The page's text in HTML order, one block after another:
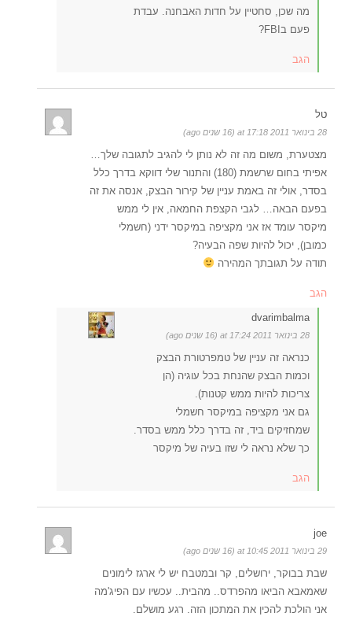
מה שכן, סחטיין על חדות האבחנה. עבדת
פעם בFBI?
הגב
טל
28 בינואר 2011 at 17:18 (16 שנים ago)
מצטערת, משום מה זה לא נותן לי להגיב לתגובה שלך…
אפיתי בחום שרשמת (180) והתנור שלי דווקא בדרך כלל
בסדר, אולי זה באמת עניין של קירור הבצק, אנסה את זה
בפעם הבאה… לגבי הקצפת החמאה, אין לי ממש
מיקסר עומד אז אני מקציפה במיקסר ידני (חשמלי
כמובן), יכול להיות שפה הבעיה?
תודה על תגובתך המהירה
הגב
dvarimbalma
28 בינואר 2011 at 17:24 (16 שנים ago)
כנראה זה עניין של טמפרטורת הבצק
וכמות הבצק שהנחת בכל עוגיה (הן
צריכות להיות ממש קטנות).
גם אני מקציפה במיקסר חשמלי
שמחזיקים ביד, זה בדרך כלל ממש בסדר.
כך שלא נראה לי שזו בעיה של מיקסר
הגב
joe
29 בינואר 2011 at 10:45 (16 שנים ago)
שבת בבוקר, ירושלים, קר ובמטבח יש לי ארגז לימונים
שאמאבא הביאו מהפרדס.. מהבית.. עכשיו עם הפיג'מה
אני הולכת להכין את המתכון הזה. רגע מושלם.